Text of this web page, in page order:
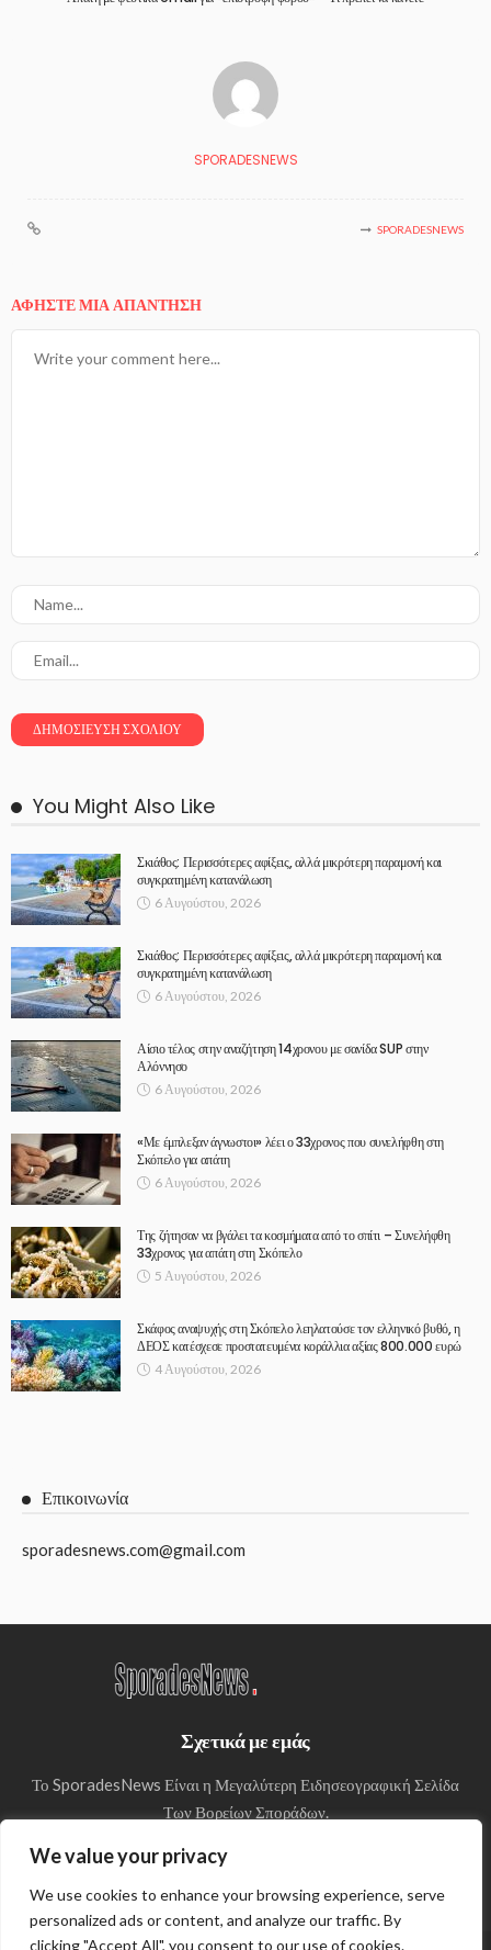
We value your privacy
We use cookies to enhance your browsing experience, serve
personalized ads or content, and analyze our traffic. By
clicking "Accept All", you consent to our use of cookies.
SPORADESNEWS
SPORADESNEWS
ΑΦΉΣΤΕ ΜΙΑ ΑΠΆΝΤΗΣΗ
You Might Also Like
Σκιάθος: Περισσότερες αφίξεις, αλλά μικρότερη παραμονή και
συγκρατημένη κατανάλωση
6 Αυγούστου, 2026
Σκιάθος: Περισσότερες αφίξεις, αλλά μικρότερη παραμονή και
συγκρατημένη κατανάλωση
6 Αυγούστου, 2026
Αίσιο τέλος στην αναζήτηση 14χρονου με σανίδα SUP στην
Αλόννησο
6 Αυγούστου, 2026
«Με έμπλεξαν άγνωστοι» λέει ο 33χρονος που συνελήφθη στη
Σκόπελο για απάτη
6 Αυγούστου, 2026
Της ζήτησαν να βγάλει τα κοσμήματα από το σπίτι – Συνελήφθη
33χρονος για απάτη στη Σκόπελο
5 Αυγούστου, 2026
Σκάφος αναψυχής στη Σκόπελο λεηλατούσε τον ελληνικό βυθό, η
ΔΕΟΣ κατέσχεσε προστατευμένα κοράλλια αξίας 800.000 ευρώ
4 Αυγούστου, 2026
Επικοινωνία
sporadesnews.com@gmail.com
Σχετικά με εμάς
Το SporadesNews Είναι η Μεγαλύτερη Ειδησεογραφική Σελίδα
Των Βορείων Σποράδων.